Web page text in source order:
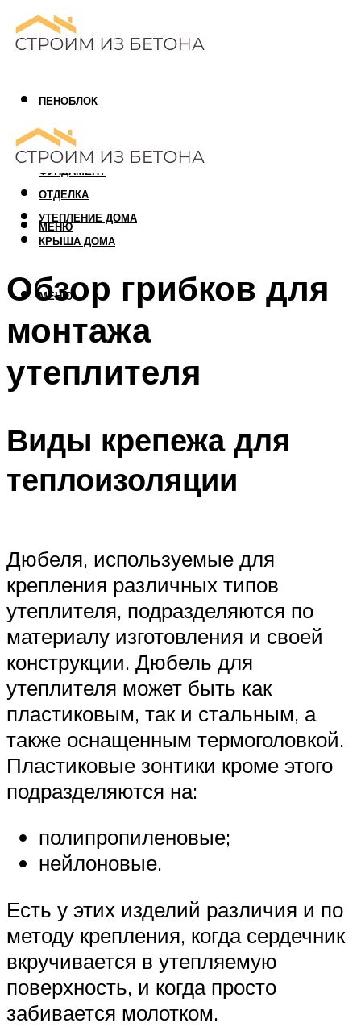
ПЕНОБЛОК
ГАЗОБЛОК
АРБОЛИТОВЫЙ БЛОК
ФУНДАМЕНТ
ОТДЕЛКА
УТЕПЛЕНИЕ ДОМА
КРЫША ДОМА
МЕНЮ
МЕНЮ
Обзор грибков для
монтажа
утеплителя
Виды крепежа для
теплоизоляции
Дюбеля, используемые для
крепления различных типов
утеплителя, подразделяются по
материалу изготовления и своей
конструкции. Дюбель для
утеплителя может быть как
пластиковым, так и стальным, а
также оснащенным термоголовкой.
Пластиковые зонтики кроме этого
подразделяются на:
полипропиленовые;
нейлоновые.
Есть у этих изделий различия и по
методу крепления, когда сердечник
вкручивается в утепляемую
поверхность, и когда просто
забивается молотком.